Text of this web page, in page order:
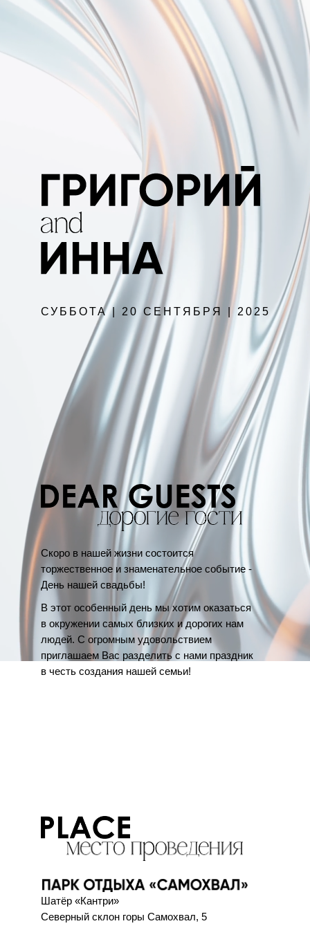
Скоро в нашей жизни состоится
торжественное и знаменательное событие -
День нашей свадьбы!
В этот особенный день мы хотим оказаться
в окружении самых близких и дорогих нам
людей. С огромным удовольствием
приглашаем Вас разделить с нами праздник
в честь создания нашей семьи!
СУББОТА | 20 СЕНТЯБРЯ | 2025
Шатёр «Кантри»
Северный склон горы Самохвал, 5